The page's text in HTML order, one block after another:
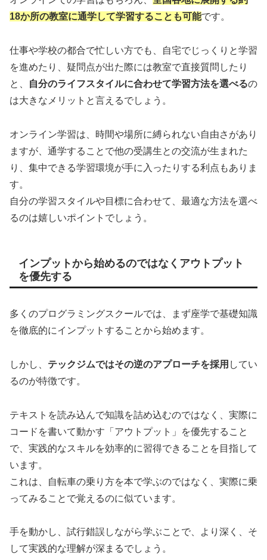
18か所の教室に通学して学習することも可能です。
仕事や学校の都合で忙しい方でも、自宅でじっくりと学習
を進めたり、疑問点が出た際には教室で直接質問したり
と、
自分のライフスタイルに合わせて学習方法を選べるの
は大きなメリットと言えるでしょう。
オンライン学習は、時間や場所に縛られない自由さがあり
ますが、通学することで他の受講生との交流が生まれた
り、集中できる学習環境が手に入ったりする利点もありま
す。
自分の学習スタイルや目標に合わせて、最適な方法を選べ
るのは嬉しいポイントでしょう。
インプットから始めるのではなくアウトプット
を優先する
多くのプログラミングスクールでは、まず座学で基礎知識
を徹底的にインプットすることから始めます。
しかし、 テックジムではその逆のアプローチを採用 してい
るのが特徴です。
テキストを読み込んで知識を詰め込むのではなく、実際に
コードを書いて動かす「アウトプット」を優先すること
で、実践的なスキルを効率的に習得できることを目指して
います。
これは、自転車の乗り方を本で学ぶのではなく、実際に乗
ってみることで覚えるのに似ています。
手を動かし、試行錯誤しながら学ぶことで、より深く、そ
して実践的な理解が深まるでしょう。